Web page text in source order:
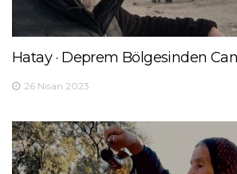
Hatay · Deprem Bölgesinden
26 Nisan 2023